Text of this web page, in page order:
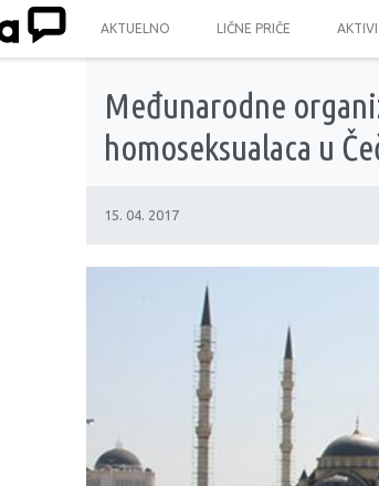
AKTUELNO LIČNE PRIČE
Međunarodne
homoseksualaca u
15. 04. 2017